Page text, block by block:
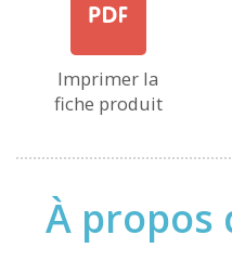
Imprimer la
fiche produit
À propos